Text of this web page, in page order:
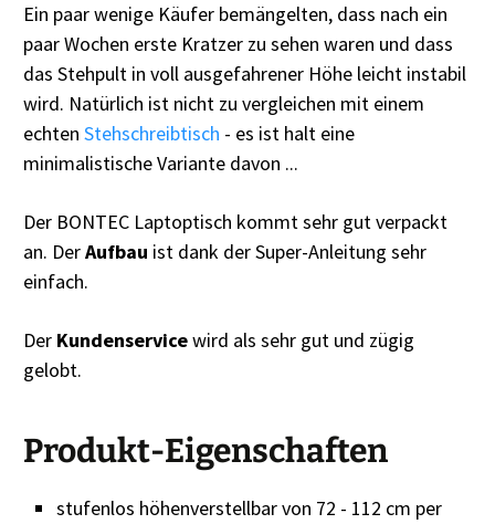
Ein paar wenige Käufer bemängelten, dass nach ein
paar Wochen erste Kratzer zu sehen waren und dass
das Stehpult in voll ausgefahrener Höhe leicht instabil
wird. Natürlich ist nicht zu vergleichen mit einem
echten Stehschreibtisch - es ist halt eine
minimalistische Variante davon ...
Der BONTEC Laptoptisch kommt sehr gut verpackt
an. DerAufbau ist dank der Super-Anleitung sehr
einfach.
Der Kundenservicewird als sehr gut und zügig
gelobt.
Produkt-Eigenschaften
stufenlos höhenverstellbar von 72 - 112 cm per